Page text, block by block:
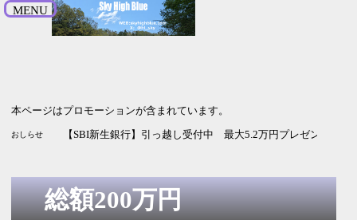
MENU
本ページはプロモーションが含まれています。
おしらせ 【SBI新生銀行】引っ越し受付中 最大5.2万円プレゼント 9
総額200万円